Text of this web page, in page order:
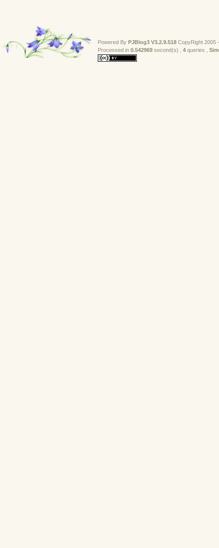
Powered By PJBlog3 V3.2.9.518 CopyRight 2005
Processed in 0.542969 second(s) , 4 queries ,